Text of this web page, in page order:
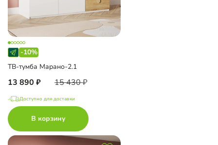
-10%
ТВ-тумба Марано-2.1
13 890 15 430
Доступно для доставки
В корзину